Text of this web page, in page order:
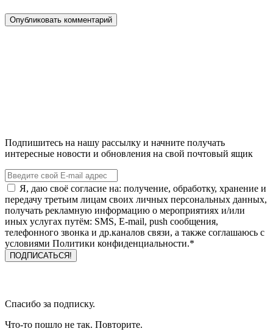
Подпишитесь на нашу рассылку и начните получать
интересные новости и обновления на свой почтовый ящик
Я, даю своё согласие на: получение, обработку, хранение и
передачу третьим лицам своих личных персональных данных,
получать рекламную информацию о мероприятиях и/или
иных услугах путём: SMS, E-mail, push сообщения,
телефонного звонка и др.каналов связи, а также соглашаюсь с
условиями Политики конфиденциальности.*
Спасибо за подписку.
Что-то пошло не так. Повторите.